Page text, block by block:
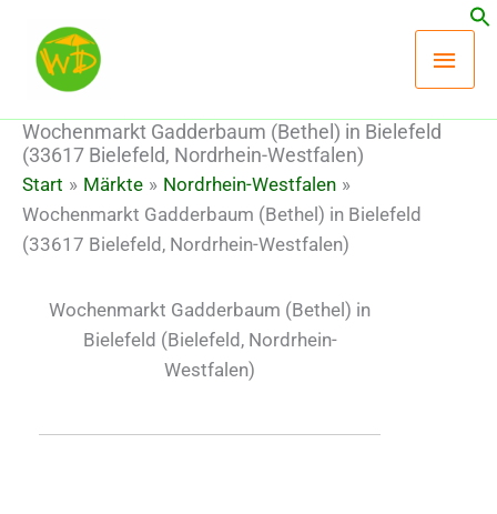
Inhalt
springen
Wochenmarkt Gadderbaum (Bethel) in Bielefeld
(33617 Bielefeld, Nordrhein-Westfalen)
Start Märkte
Nordrhein-Westfalen
Wochenmarkt Gadderbaum (Bethel) in Bielefeld
(33617 Bielefeld, Nordrhein-Westfalen)
Wochenmarkt Gadderbaum (Bethel) in
Bielefeld (Bielefeld, Nordrhein-
Westfalen)